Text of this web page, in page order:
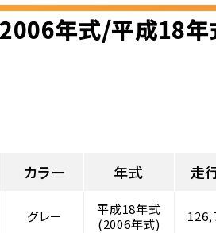
年式/平成18
カラー 年式 走
グレー
平成18年式
(2006年式)